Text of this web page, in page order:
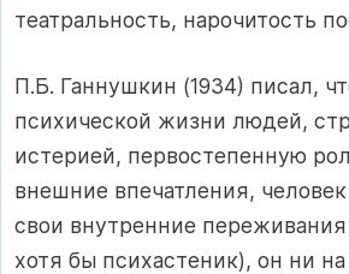
театральность, нарочитость
П.Б. Ганнушкин (1934) писал,
психической жизни людей,
истерией, первостепенную
внешние впечатления,
свои внутренние переживания
хотя бы психастеник), он ни